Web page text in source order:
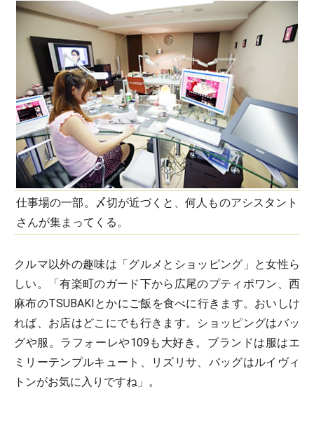
仕事場の一部。〆切が近づくと、何人ものアシスタント
さんが集まってくる。
クルマ以外の趣味は「グルメとショッピング」と女性ら
しい。「有楽町のガード下から広尾のプティポワン、西
麻布のTSUBAKIとかにご飯を食べに行きます。おいしけ
れば、お店はどこにでも行きます。ショッピングはバッ
グや服。ラフォーレや109も大好き。ブランドは服はエ
ミリーテンプルキュート、リズリサ、バッグはルイヴィ
トンがお気に入りですね」。